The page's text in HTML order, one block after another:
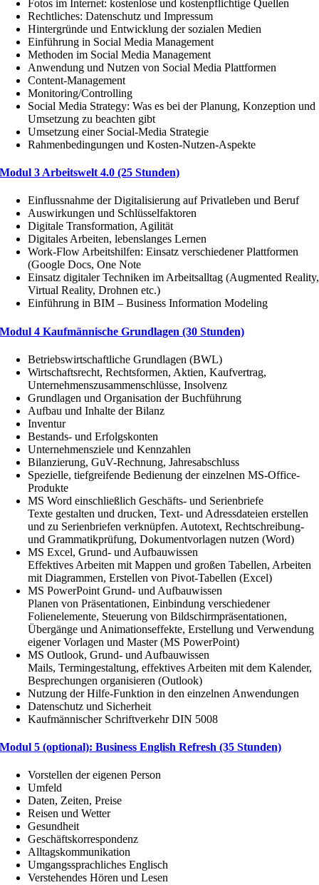
Fotos im Internet: kostenlose und kostenpflichtige Quellen
Rechtliches: Datenschutz und Impressum
Hintergründe und Entwicklung der sozialen Medien
Einführung in Social Media Management
Methoden im Social Media Management
Anwendung und Nutzen von Social Media Plattformen
Content-Management
Monitoring/Controlling
Social Media Strategy: Was es bei der Planung, Konzeption und
Umsetzung zu beachten gibt
Umsetzung einer Social-Media Strategie
Rahmenbedingungen und Kosten-Nutzen-Aspekte
Modul 3 Arbeitswelt 4.0 (25 Stunden)
Einflussnahme der Digitalisierung auf Privatleben und Beruf
Auswirkungen und Schlüsselfaktoren
Digitale Transformation, Agilität
Digitales Arbeiten, lebenslanges Lernen
Work-Flow Arbeitshilfen: Einsatz verschiedener Plattformen
(Google Docs, One Note
Einsatz digitaler Techniken im Arbeitsalltag (Augmented Reality,
Virtual Reality, Drohnen etc.)
Einführung in BIM – Business Information Modeling
Modul 4 Kaufmännische Grundlagen (30 Stunden)
Betriebswirtschaftliche Grundlagen (BWL)
Wirtschaftsrecht, Rechtsformen, Aktien, Kaufvertrag,
Unternehmenszusammenschlüsse, Insolvenz
Grundlagen und Organisation der Buchführung
Aufbau und Inhalte der Bilanz
Inventur
Bestands- und Erfolgskonten
Unternehmensziele und Kennzahlen
Bilanzierung, GuV-Rechnung, Jahresabschluss
Spezielle, tiefgreifende Bedienung der einzelnen MS-Office-
Produkte
MS Word einschließlich Geschäfts- und Serienbriefe
Texte gestalten und drucken, Text- und Adressdateien erstellen
und zu Serienbriefen verknüpfen. Autotext, Rechtschreibung-
und Grammatikprüfung, Dokumentvorlagen nutzen (Word)
MS Excel, Grund- und Aufbauwissen
Effektives Arbeiten mit Mappen und großen Tabellen, Arbeiten
mit Diagrammen, Erstellen von Pivot-Tabellen (Excel)
MS PowerPoint Grund- und Aufbauwissen
Planen von Präsentationen, Einbindung verschiedener
Folienelemente, Steuerung von Bildschirmpräsentationen,
Übergänge und Animationseffekte, Erstellung und Verwendung
eigener Vorlagen und Master (MS PowerPoint)
MS Outlook, Grund- und Aufbauwissen
Mails, Termingestaltung, effektives Arbeiten mit dem Kalender,
Besprechungen organisieren (Outlook)
Nutzung der Hilfe-Funktion in den einzelnen Anwendungen
Datenschutz und Sicherheit
Kaufmännischer Schriftverkehr DIN 5008
Modul 5 (optional): Business English Refresh (35 Stunden)
Vorstellen der eigenen Person
Umfeld
Daten, Zeiten, Preise
Reisen und Wetter
Gesundheit
Geschäftskorrespondenz
Alltagskommunikation
Umgangssprachliches Englisch
Verstehendes Hören und Lesen